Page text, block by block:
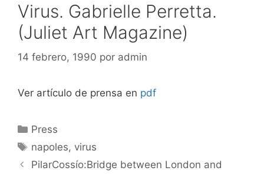
Virus. Gabrielle Perretta.
(Juliet Art Magazine)
14 febrero, 1990 por admin
Ver artículo de prensa en pdf
Categorías
Press
Etiquetas
napoles, virus
PilarCossío:Bridge between London and